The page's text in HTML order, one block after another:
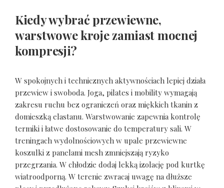
Kiedy wybrać przewiewne,
warstwowe kroje zamiast mocnej
kompresji?
W spokojnych i technicznych aktywnościach lepiej działa
przewiew i swoboda. Joga, pilates i mobility wymagają
zakresu ruchu bez ograniczeń oraz miękkich tkanin z
domieszką elastanu. Warstwowanie zapewnia kontrolę
termiki i łatwe dostosowanie do temperatury sali. W
treningach wydolnościowych w upale przewiewne
koszulki z panelami mesh zmniejszają ryzyko
przegrzania. W chłodzie dodaj lekką izolację pod kurtkę
wiatroodporną. W terenie zwracaj uwagę na dłuższe